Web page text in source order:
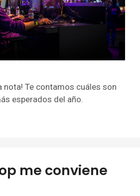
nota! Te contamos cuáles son
esperados del año.
me conviene